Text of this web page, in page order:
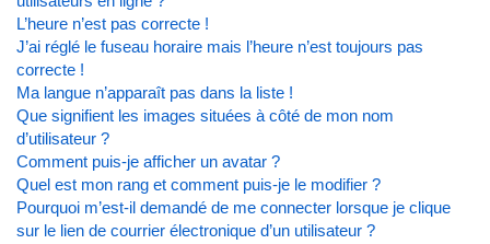
L’heure n’est pas correcte !
J’ai réglé le fuseau horaire mais l’heure n’est toujours pas
correcte !
Ma langue n’apparaît pas dans la liste !
Que signifient les images situées à côté de mon nom
d’utilisateur ?
Comment puis-je afficher un avatar ?
Quel est mon rang et comment puis-je le modifier ?
Pourquoi m’est-il demandé de me connecter lorsque je clique
sur le lien de courrier électronique d’un utilisateur ?